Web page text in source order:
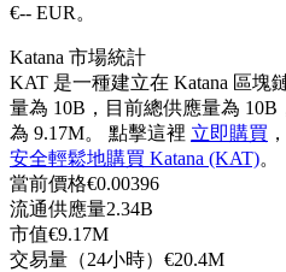
USDC永續
多種以USDC結算的永續
€-- EUR。
Katana 市場統計
KAT 是一種建立在 Katana 區塊
量為 10B，目前總供應量為
為 9.17M。 點擊這裡 立即購買
安全輕鬆地購買 Katana (KAT)。
當前價格€0.00396
流通供應量2.34B
市值€9.17M
交易量（24小時） €20.4M